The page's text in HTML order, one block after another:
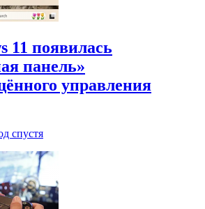
11 появилась
панель»
управления
спустя